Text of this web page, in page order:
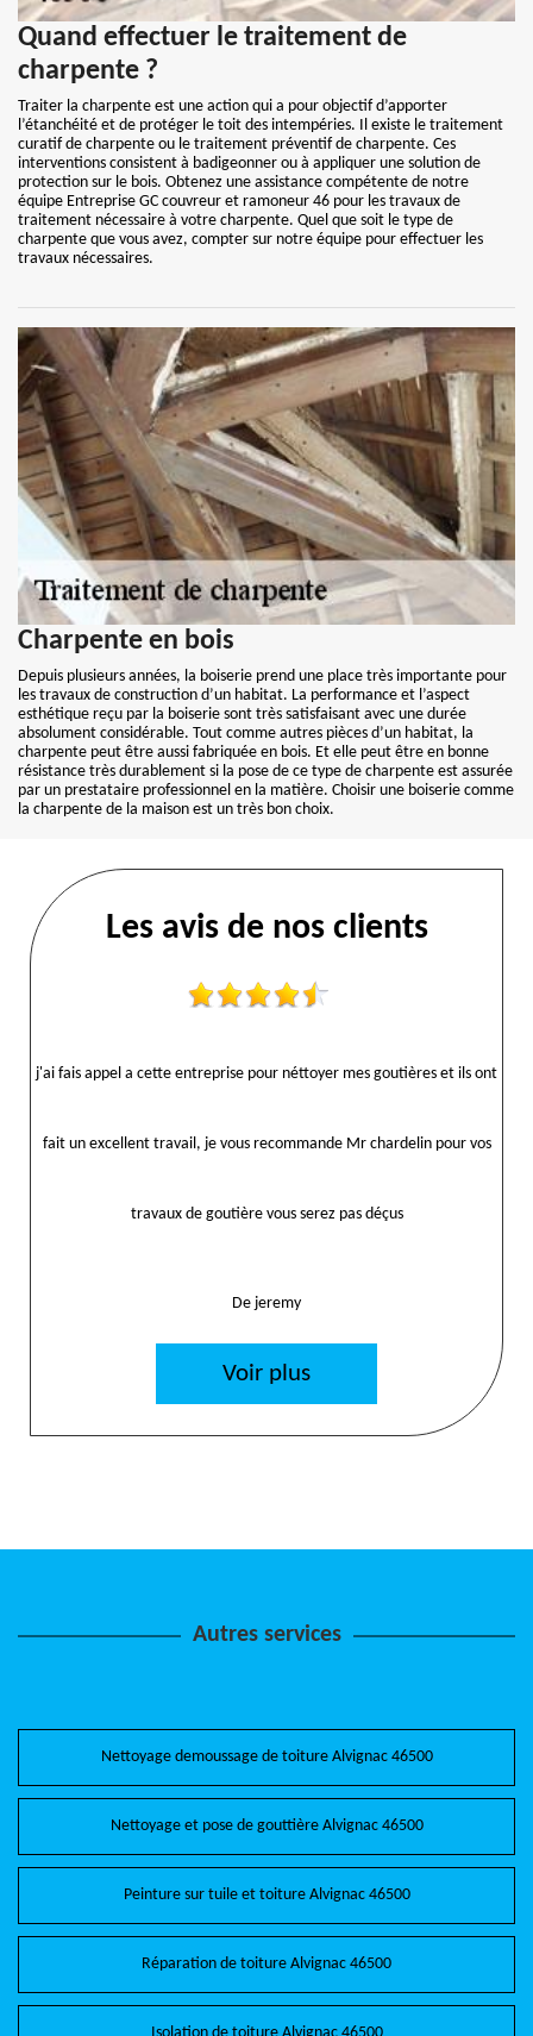
Quand effectuer le traitement de
charpente ?
Traiter la charpente est une action qui a pour objectif d’apporter
l’étanchéité et de protéger le toit des intempéries. Il existe le traitement
curatif de charpente ou le traitement préventif de charpente. Ces
interventions consistent à badigeonner ou à appliquer une solution de
protection sur le bois. Obtenez une assistance compétente de notre
équipe Entreprise GC couvreur et ramoneur 46 pour les travaux de
traitement nécessaire à votre charpente. Quel que soit le type de
charpente que vous avez, compter sur notre équipe pour effectuer les
travaux nécessaires.
Charpente en bois
Depuis plusieurs années, la boiserie prend une place très importante pour
les travaux de construction d’un habitat. La performance et l’aspect
esthétique reçu par la boiserie sont très satisfaisant avec une durée
absolument considérable. Tout comme autres pièces d’un habitat, la
charpente peut être aussi fabriquée en bois. Et elle peut être en bonne
résistance très durablement si la pose de ce type de charpente est assurée
par un prestataire professionnel en la matière. Choisir une boiserie comme
la charpente de la maison est un très bon choix.
Les avis de nos clients
j'ai fais appel a cette entreprise pour néttoyer mes goutières et ils ont
fait un excellent travail, je vous recommande Mr chardelin pour vos
travaux de goutière vous serez pas déçus
De jeremy
Voir plus
Autres services
Nettoyage demoussage de toiture Alvignac 46500
Nettoyage et pose de gouttière Alvignac 46500
Peinture sur tuile et toiture Alvignac 46500
Réparation de toiture Alvignac 46500